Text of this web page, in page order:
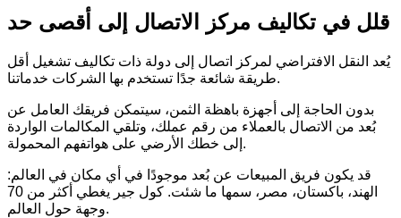
قلل في تكاليف مركز الاتصال إلى أقصى حد
يُعد النقل الافتراضي لمركز اتصال إلى دولة ذات تكاليف تشغيل أقل
طريقة شائعة جدًا تستخدم بها الشركات خدماتنا.
بدون الحاجة إلى أجهزة باهظة الثمن، سيتمكن فريقك العامل عن
بُعد من الاتصال بالعملاء من رقم عملك، وتلقي المكالمات الواردة
إلى خطك الأرضي على هواتفهم المحمولة.
قد يكون فريق المبيعات عن بُعد موجودًا في أي مكان في العالم:
الهند، باكستان، مصر، سمها ما شئت. كول جير يغطي أكثر من 70
وجهة حول العالم.